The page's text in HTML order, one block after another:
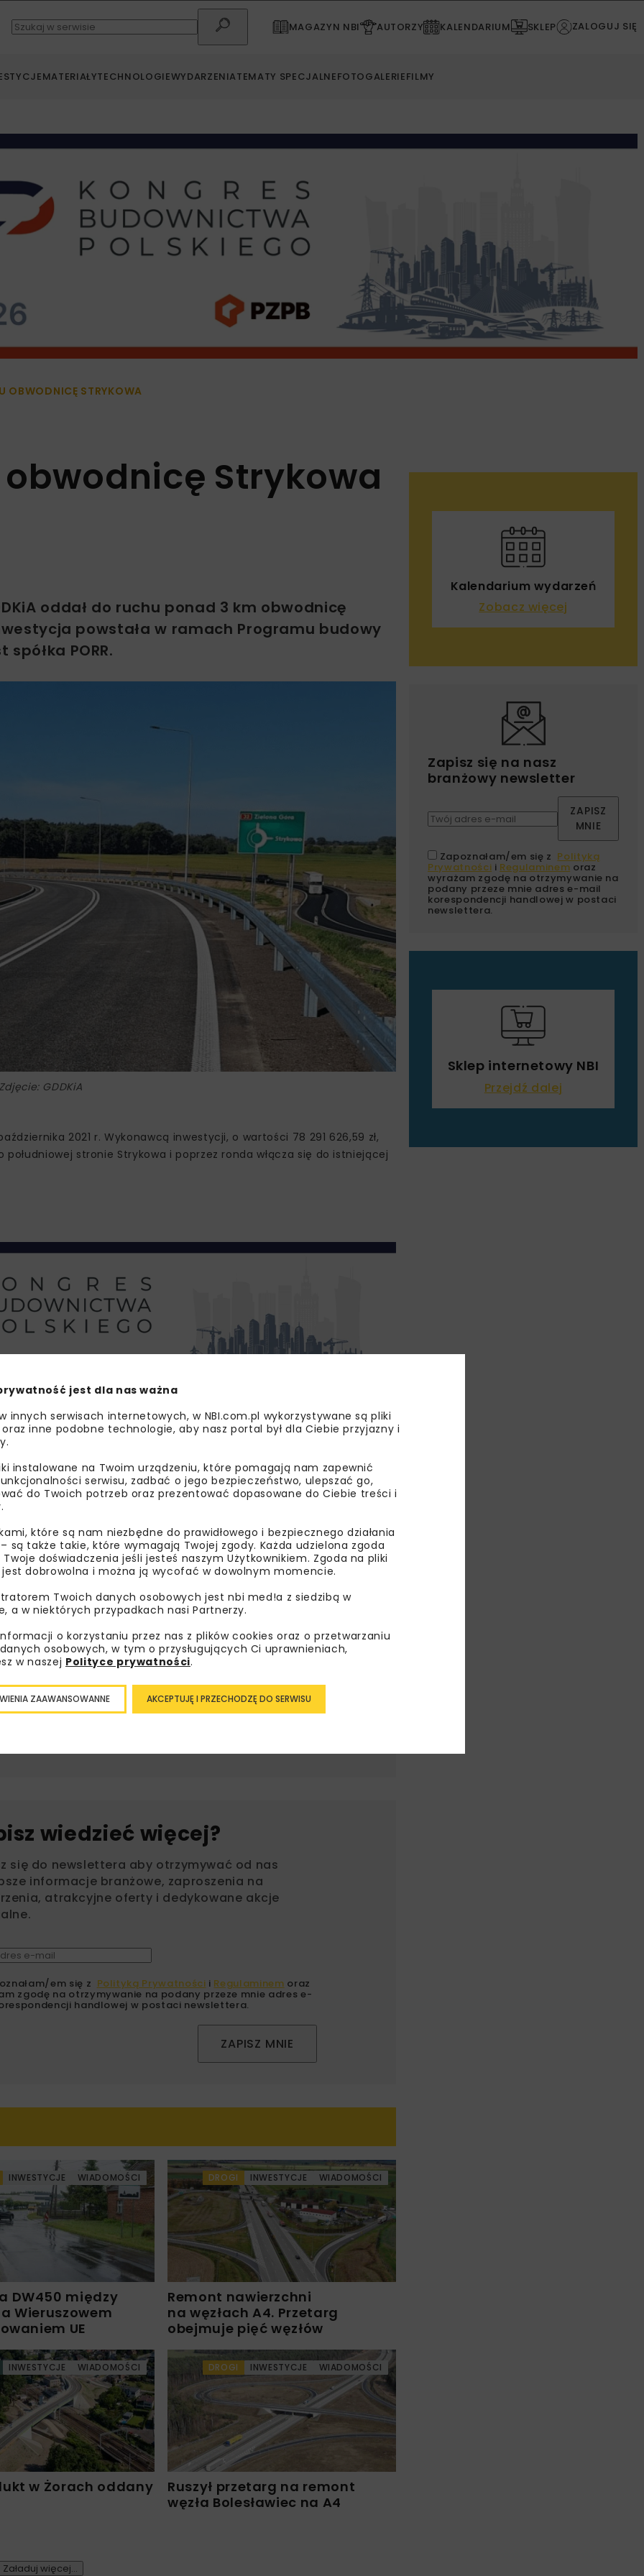
MAGAZYN NBI AUTORZY KALENDARIUM SKLEP ZALOGUJ SIĘ
MATERIAŁYTECHNOLOGIEWYDARZENIATEMATY SPECJALNEFOTOGALERIEFILMY
OBWODNICĘ STRYKOWA
Strykowa
oddał do ruchu ponad 3 km obwodnicę
powstała w ramach Programu budowy
PORR.
Zdjęcie: GDDKiA
2021 r. Wykonawcą inwestycji, o wartości 78 291 626,59 zł,
południowej stronie Strykowa i poprzez ronda włącza się do istniejącej
ruchu tranzytowego z miejscowości. Dzięki inwestycji
w samej miejscowości. Inwestycja poprawi również
Poznaniem, Grodziskiem Wielkopolskim oraz Wolsztynem. Droga
a Zieloną Górą.
dofinansowanego z Krajowego Planu Odbudowy o wartości 2
zostaną obwodnice o łącznej długości 90 km w ciągu
już obwodnic Smolajn, Brzezia, Nowego Sączą i Chełmca,
obwodnicy Strykowa, realizowane są jeszcze trasy wyprowadzające
OBWODNICA STRYKOWA
wiedzieć więcej?
się do newslettera aby otrzymywać od nas
informacje branżowe, zaproszenia na
atrakcyjne oferty i dedykowane akcje
em się z Polityką Prywatności i Regulaminem oraz
zgodę na otrzymywanie na podany przeze mnie adres e-
handlowej w postaci newslettera.
ZAPISZ MNIE
INWESTYCJE WIADOMOŚCI
DW450 między
Wieruszowem
UE
DROGI INWESTYCJE WIADOMOŚCI
Remont nawierzchni
na węzłach A4. Przetarg
obejmuje pięć węzłów
INWESTYCJE WIADOMOŚCI
w Żorach oddany
DROGI INWESTYCJE WIADOMOŚCI
Ruszył przetarg na remont
węzła Bolesławiec na A4
Załaduj więcej...
Kalendarium wydarzeń
Zobacz więcej
Zapisz się na nasz
branżowy newsletter
ZAPISZ
MNIE
Zapoznałam/em się z Polityką
Prywatności i Regulaminem oraz
wyrażam zgodę na otrzymywanie na
podany przeze mnie adres e-mail
korespondencji handlowej w postaci
newslettera.
Sklep internetowy NBI
Przejdź dalej
jest dla nas ważna
innych serwisach internetowych, w NBI.com.pl wykorzystywane są pliki
inne podobne technologie, aby nasz portal był dla Ciebie przyjazny i
instalowane na Twoim urządzeniu, które pomagają nam zapewnić
serwisu, zadbać o jego bezpieczeństwo, ulepszać go,
do Twoich potrzeb oraz prezentować dopasowane do Ciebie treści i
które są nam niezbędne do prawidłowego i bezpiecznego działania
są także takie, które wymagają Twojej zgody. Każda udzielona zgoda
doświadczenia jeśli jesteś naszym Użytkownikiem. Zgoda na pliki
dobrowolna i można ją wycofać w dowolnym momencie.
Twoich danych osobowych jest nbi med!a z siedzibą w
a w niektórych przypadkach nasi Partnerzy.
o korzystaniu przez nas z plików cookies oraz o przetwarzaniu
osobowych, w tym o przysługujących Ci uprawnieniach,
w naszej Polityce prywatności.
AKCEPTUJĘ I PRZECHODZĘ DO SERWISU
ZAAWANSOWANNE